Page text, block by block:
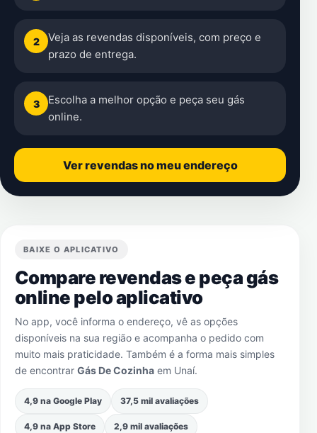
2
Veja as revendas disponíveis, com preço e
prazo de entrega.
3
Escolha a melhor opção e peça seu gás
online.
Ver revendas no meu endereço
BAIXE O APLICATIVO
Compare revendas e peça gás
online pelo aplicativo
No app, você informa o endereço, vê as opções
disponíveis na sua região e acompanha o pedido com
muito mais praticidade. Também é a forma mais simples
de encontrar Gás De Cozinha em Unaí.
4,9 na Google Play 37,5 mil avaliações
4,9 na App Store 2,9 mil avaliações